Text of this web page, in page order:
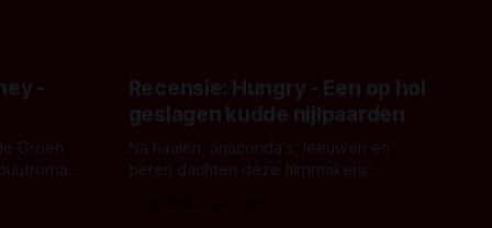
-
Groen
Recensie: Hungry - Een op hol
geslagen kudde nijlpaarden
Na haaien, anaconda's, leeuwen en
beren dachten deze filmmakers: